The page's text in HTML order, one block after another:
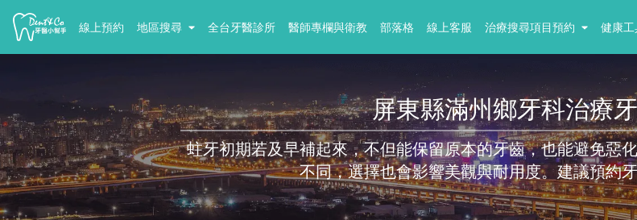
線上預約 地區搜尋 全台牙醫診所 醫師專欄與衛教 部落格 線上客服 治療搜尋項目預約 健康工
屏東縣滿州鄉牙科治療
蛀牙初期若及早補起來，不但能保留原本的牙齒，也能避免惡
不同，選擇也會影響美觀與耐用度。建議預約